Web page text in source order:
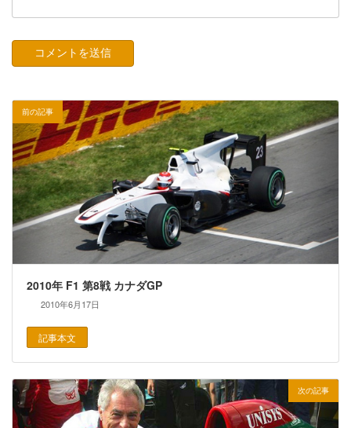
前の記事
2010年 F1 第8戦 カナダGP
2010年6月17日
記事本文
次の記事